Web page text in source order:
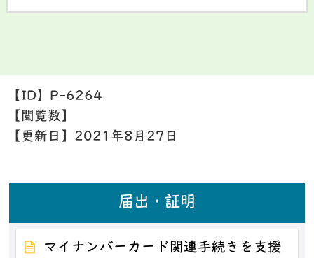
【ID】 P-6264
【閲覧数】
【更新日】 2021年8月27日
届出・証明
マイナンバーカード関連手続きを支援